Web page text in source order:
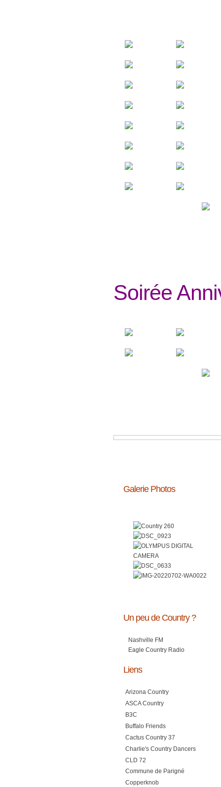
Soirée
Galerie Photos
Un peu de Country ?
Nashville FM
Eagle Country Radio
Liens
Arizona Country
ASCA Country
B3C
Buffalo Friends
Cactus Country 37
Charlie's Country Dancers
CLD 72
Commune de Parigné
Copperknob